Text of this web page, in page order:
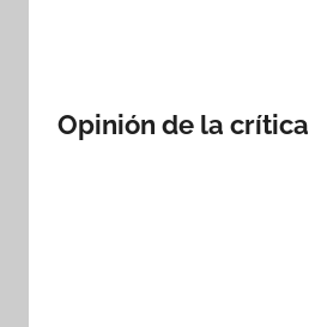
Opinión de la crítica